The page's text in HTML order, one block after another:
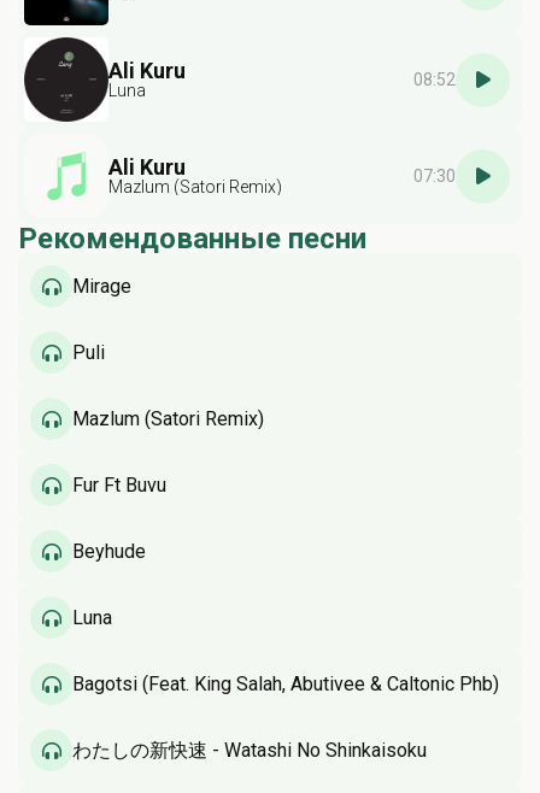
Ali Kuru
Luna
08:52
Ali Kuru
Mazlum (Satori Remix)
07:30
Рекомендованные песни
Mirage
Puli
Mazlum (Satori Remix)
Fur Ft Buvu
Beyhude
Luna
Bagotsi (Feat. King Salah, Abutivee & Caltonic Phb)
わたしの新快速 - Watashi No Shinkaisoku